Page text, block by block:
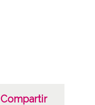
Compartir